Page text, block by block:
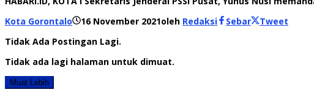
Kota Gorontalo
16 November 2021oleh Redaksi Sebar
Tweet
Tidak Ada Postingan Lagi.
Tidak ada lagi halaman untuk dimuat.
Muat Lebih